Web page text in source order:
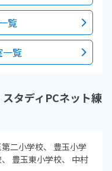
覧
一覧
タディPCネット練
第二小学校
豊玉小学
豊玉東小学校
中村